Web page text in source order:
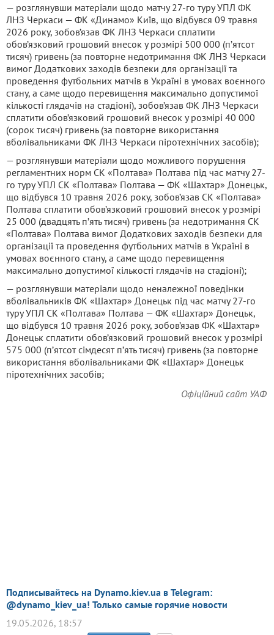
— розглянувши матеріали щодо матчу 27-го туру УПЛ ФК
ЛНЗ Черкаси — ФК «Динамо» Київ, що відбувся 09 травня
2026 року, зобов’язав ФК ЛНЗ Черкаси сплатити
обов’язковий грошовий внесок у розмірі 500 000 (пʼятсот
тисяч) гривень (за повторне недотримання ФК ЛНЗ Черкаси
вимог Додаткових заходів безпеки для організації та
проведення футбольних матчів в Україні в умовах воєнного
стану, а саме щодо перевищення максимально допустимої
кількості глядачів на стадіоні), зобов’язав ФК ЛНЗ Черкаси
сплатити обов’язковий грошовий внесок у розмірі 40 000
(сорок тисяч) гривень (за повторне використання
вболівальниками ФК ЛНЗ Черкаси піротехнічних засобів);
— розглянувши матеріали щодо можливого порушення
регламентних норм СК «Полтава» Полтава під час матчу 27-
го туру УПЛ СК «Полтава» Полтава — ФК «Шахтар» Донецьк,
що відбувся 10 травня 2026 року, зобов’язав СК «Полтава»
Полтава сплатити обов’язковий грошовий внесок у розмірі
25 000 (двадцять пʼять тисяч) гривень (за недотримання СК
«Полтава» Полтава вимог Додаткових заходів безпеки для
організації та проведення футбольних матчів в Україні в
умовах воєнного стану, а саме щодо перевищення
максимально допустимої кількості глядачів на стадіоні);
— розглянувши матеріали щодо неналежної поведінки
вболівальників ФК «Шахтар» Донецьк під час матчу 27-го
туру УПЛ СК «Полтава» Полтава — ФК «Шахтар» Донецьк,
що відбувся 10 травня 2026 року, зобов’язав ФК «Шахтар»
Донецьк сплатити обов’язковий грошовий внесок у розмірі
575 000 (пʼятсот сімдесят пʼять тисяч) гривень (за повторне
використання вболівальниками ФК «Шахтар» Донецьк
піротехнічних засобів;
Офіційний сайт УАФ
Подписывайтесь на Dynamo.kiev.ua в Telegram:
@dynamo_kiev_ua! Только самые горячие новости
19.05.2026, 18:57